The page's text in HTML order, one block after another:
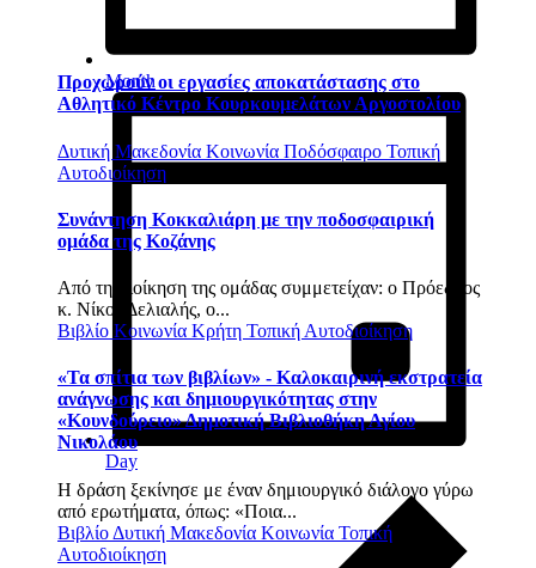
Προχωρούν οι εργασίες αποκατάστασης στο
Αθλητικό Κέντρο Κουρκουμελάτων Αργοστολίου
Δυτική Μακεδονία Κοινωνία Ποδόσφαιρο Τοπική
Αυτοδιοίκηση
Συνάντηση Κοκκαλιάρη με την ποδοσφαιρική
ομάδα της Κοζάνης
Από τη Διοίκηση της ομάδας συμμετείχαν: o Πρόεδρος
κ. Νίκος Δελιαλής, ο...
Βιβλίο Κοινωνία Κρήτη Τοπική Αυτοδιοίκηση
«Τα σπίτια των βιβλίων» - Καλοκαιρινή εκστρατεία
ανάγνωσης και δημιουργικότητας στην
«Κουνδούρειο» Δημοτική Βιβλιοθήκη Αγίου
Νικολάου
Η δράση ξεκίνησε με έναν δημιουργικό διάλογο γύρω
από ερωτήματα, όπως: «Ποια...
Βιβλίο Δυτική Μακεδονία Κοινωνία Τοπική
Αυτοδιοίκηση
Month
Day